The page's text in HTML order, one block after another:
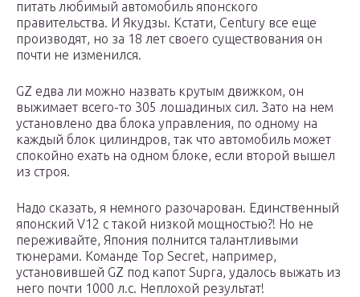
питать любимый автомобиль японского
правительства. И Якудзы. Кстати, Century все еще
производят, но за 18 лет своего существования он
почти не изменился.
GZ едва ли можно назвать крутым движком, он
выжимает всего-то 305 лошадиных сил. Зато на нем
установлено два блока управления, по одному на
каждый блок цилиндров, так что автомобиль может
спокойно ехать на одном блоке, если второй вышел
из строя.
Надо сказать, я немного разочарован. Единственный
японский V12 с такой низкой мощностью?! Но не
переживайте, Япония полнится талантливыми
тюнерами. Команде Top Secret, например,
установившей GZ под капот Supra, удалось выжать из
него почти 1000 л.с. Неплохой результат!